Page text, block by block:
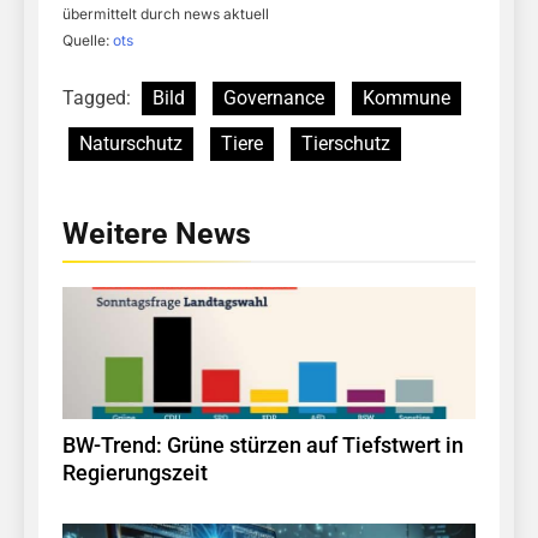
übermittelt durch news aktuell
Quelle: ots
Tagged: Bild Governance
Kommune
Naturschutz
Tiere Tierschutz
Weitere News
BW-Trend: Grüne stürzen auf Tiefstwert in
Regierungszeit